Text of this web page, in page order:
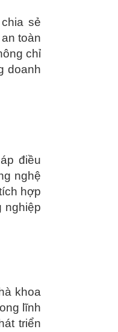
sẻ
toàn
chỉ
doanh
điều
nghệ
hợp
nghiệp
khoa
lĩnh
triển